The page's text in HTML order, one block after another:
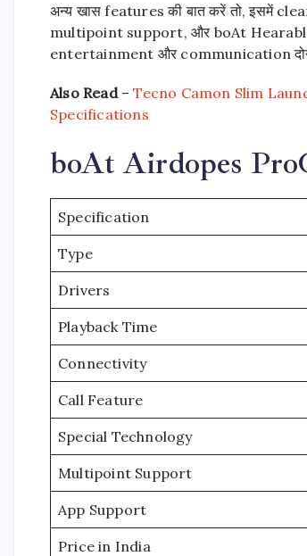
अन्य खास features की बात करें तो, इसमें
multipoint support, और boAt
entertainment और communication दोनों
Also Read–Tecno Camon Slim
Specifications
boAt Airdopes
Specification
Type
Drivers
Playback Time
Connectivity
Call Feature
Special Technology
Multipoint Support
App Support
Price in India